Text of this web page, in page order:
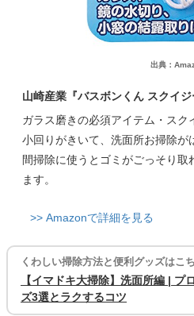
出典：
山崎産業『バスボンくん スクイジ
ガラス磨きの必須アイテム・スク
小回りがきいて、洗面所お掃除が
間掃除に使うとゴミがごっそり
ます。
>> Amazonで詳細を見る
くわしい掃除方法と便利グッズはこ
【イマドキ大掃除】洗面所編 | プ
ズ3選とラクするコツ